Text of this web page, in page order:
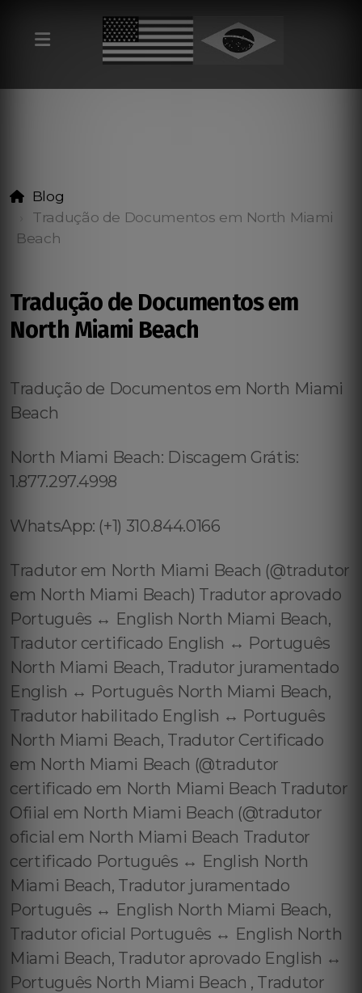
Blog
Tradução de Documentos em North Miami
Beach
Tradução de Documentos em
North Miami Beach
Tradução de Documentos em North Miami
Beach
North Miami Beach: Discagem Grátis:
1.877.297.4998
WhatsApp: (+1) 310.844.0166
Tradutor em North Miami Beach (@tradutor
em North Miami Beach) Tradutor aprovado
Português ↔️ English North Miami Beach,
Tradutor certificado English ↔️ Português
North Miami Beach, Tradutor juramentado
English ↔️ Português North Miami Beach,
Tradutor habilitado English ↔️ Português
North Miami Beach, Tradutor Certificado
em North Miami Beach (@tradutor
certificado em North Miami Beach Tradutor
Ofiial em North Miami Beach (@tradutor
oficial em North Miami Beach Tradutor
certificado Português ↔️ English North
Miami Beach, Tradutor juramentado
Português ↔️ English North Miami Beach,
Tradutor oficial Português ↔️ English North
Miami Beach, Tradutor aprovado English ↔️
Português North Miami Beach , Tradutor